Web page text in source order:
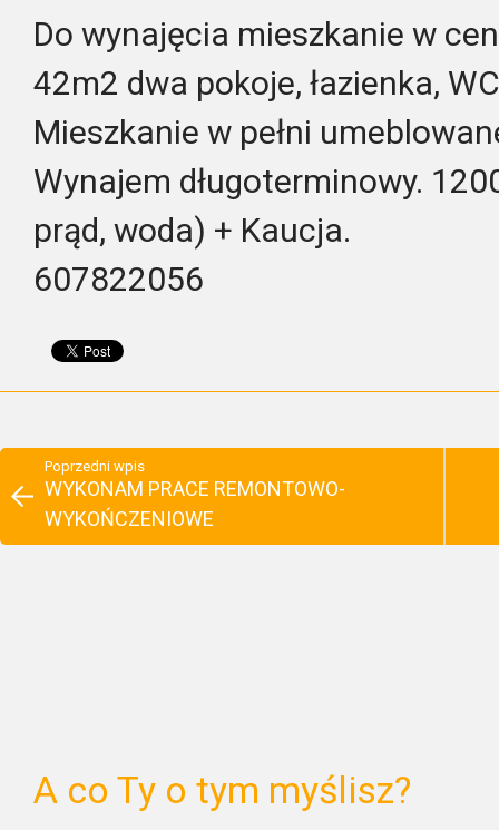
Do wynajęcia mieszkanie w
42m2 dwa pokoje, łazienka,
Mieszkanie w pełni
Wynajem długoterminowy.
prąd, woda) + Kaucja.
607822056
Poprzedni wpis
WYKONAM PRACE REMONTOWO-
WYKOŃCZENIOWE
A co Ty o tym myślisz?